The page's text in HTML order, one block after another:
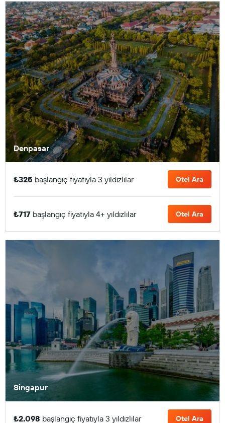
Denpasar
₺325 başlangıç fiyatıyla 3 yıldızlılar Otel Ara
₺717 başlangıç fiyatıyla 4+ yıldızlılar Otel Ara
Singapur
₺2.098 başlangıç fiyatıyla 3 yıldızlılar Otel Ara